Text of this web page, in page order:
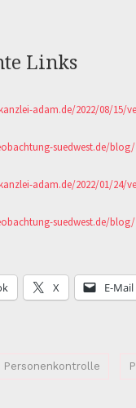
Links
adam.de/2022/08/15/
suedwest.de/
adam.de/2022/01/24/
suedwest.de/
X E-Mail
Personenkontrolle